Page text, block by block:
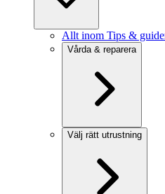
Allt inom Tips &
Vårda & reparera
Välj rätt utrustning